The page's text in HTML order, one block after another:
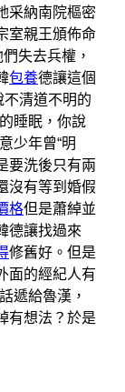
采納南院樞密
室親王頒佈命
失去兵權，
包養德讓這個
清道不明的
睡眠，你說
少年曾“明
要洗後只有兩
沒有等到婚假
格但是蕭綽並
德讓找過來
修舊好。但是
面的經紀人有
遞給魯漢，
有想法？於是